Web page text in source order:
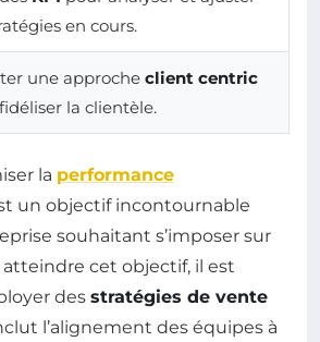
en cours.
une approche client centric
la clientèle.
la performance
un objectif incontournable
souhaitant s’imposer sur
atteindre cet objectif, il est
des stratégies de vente
l’alignement des équipes à